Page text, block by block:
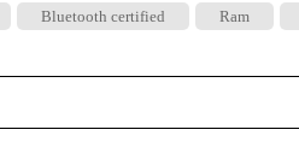
Bluetooth certified Ram